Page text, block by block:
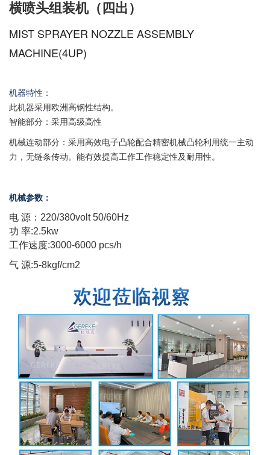
横喷头组装机（四出）
MIST SPRAYER NOZZLE ASSEMBLY
MACHINE(4UP)
机器特性：
此机器采用欧洲高钢性结构。
智能部分：采用高级高性
机械连动部分：采用高效电子凸轮配合精密机械凸轮利用统一主动
力，无链条传动。能有效提高工作工作稳定性及耐用性。
机械参数：
电 源：220/380volt 50/60Hz
功 率:2.5kw
工作速度:3000-6000 pcs/h
气 源:5-8kgf/cm2